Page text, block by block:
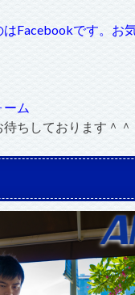
Facebookです。お
ーム
ちしております＾＾